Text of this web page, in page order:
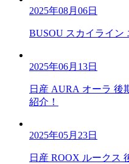
2025年08月06日
BUSOU スカイライン
2025年06月13日
日産 AURA オーラ 後
紹介！
2025年05月23日
日産 ROOX ルークス